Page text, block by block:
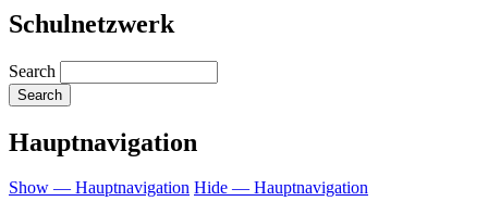
Schulnetzwerk
Search
Hauptnavigation
Show — Hauptnavigation Hide — Hauptnavigation